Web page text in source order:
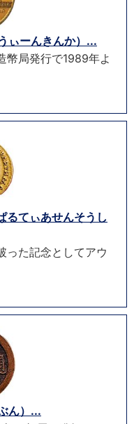
ぃーんきんか）...
幣局発行で1989年よ
るてぃあせんそうし
った記念としてアウ
ん）...